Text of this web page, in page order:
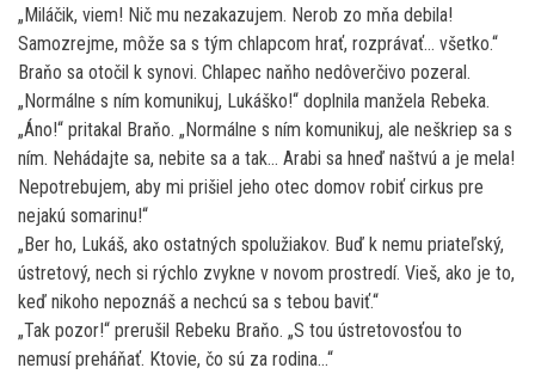
„Miláčik, viem! Nič mu nezakazujem. Nerob zo mňa debila!
Samozrejme, môže sa s tým chlapcom hrať, rozprávať… všetko.“
Braňo sa otočil k synovi. Chlapec naňho nedôverčivo pozeral.
„Normálne s ním komunikuj, Lukáško!“ doplnila manžela Rebeka.
„Áno!“ pritakal Braňo. „Normálne s ním komunikuj, ale neškriep sa s
ním. Nehádajte sa, nebite sa a tak… Arabi sa hneď naštvú a je mela!
Nepotrebujem, aby mi prišiel jeho otec domov robiť cirkus pre
nejakú somarinu!“
„Ber ho, Lukáš, ako ostatných spolužiakov. Buď k nemu priateľský,
ústretový, nech si rýchlo zvykne v novom prostredí. Vieš, ako je to,
keď nikoho nepoznáš a nechcú sa s tebou baviť.“
„Tak pozor!“ prerušil Rebeku Braňo. „S tou ústretovosťou to
nemusí preháňať. Ktovie, čo sú za rodina…“